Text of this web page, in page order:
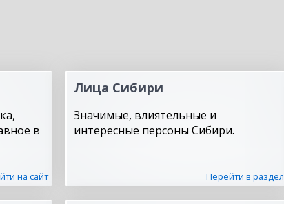
в
на сайт
Лица Сибири
Значимые, влиятельные и
интересные персоны Сибири.
Перейти в раздел